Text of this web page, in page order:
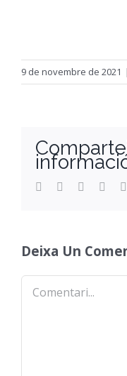
9 de novembre de 2021 |
Facebook
TwitterReddit
Deixa Un
Comentari